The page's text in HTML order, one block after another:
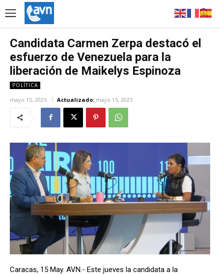
Candidata Carmen Zerpa destacó el
esfuerzo de Venezuela para la
liberación de Maikelys Espinoza
POLÍTICA
mayo 15, 2025 Actualizado: mayo 15, 2025
Caracas, 15 May. AVN.- Este jueves la candidata a la